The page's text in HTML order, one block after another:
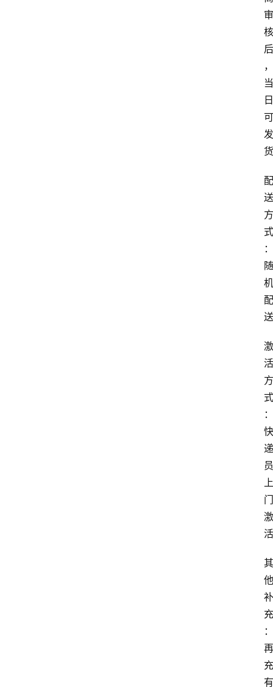
审
核
后
，
当
日
可
发
货
配
送
方
式
：
随
机
配
送
激
活
方
式
：
快
递
员
上
门
激
活
其
他
补
充
：
再
充
有